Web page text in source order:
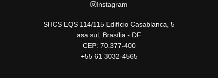
Instagram
SHCS EQS 114/115 Edifício Casablanca, 5
asa sul, Brasília - DF
CEP: 70.377-400
+55 61 3032-4565